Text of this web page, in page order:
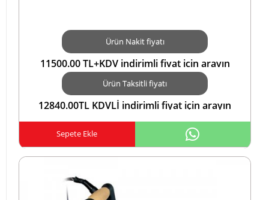
Ürün Nakit fiyatı
11500.00 TL+KDV indirimli fiyat için arayın
5423552183TL
Ürün Taksitli fiyatı
12840.00TL KDVLİ indirimli fiyat için arayın
Sepete Ekle